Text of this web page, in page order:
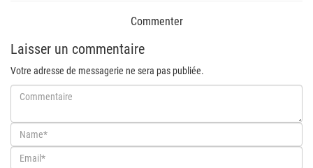
Commenter
Laisser un commentaire
Votre adresse de messagerie ne sera pas publiée.